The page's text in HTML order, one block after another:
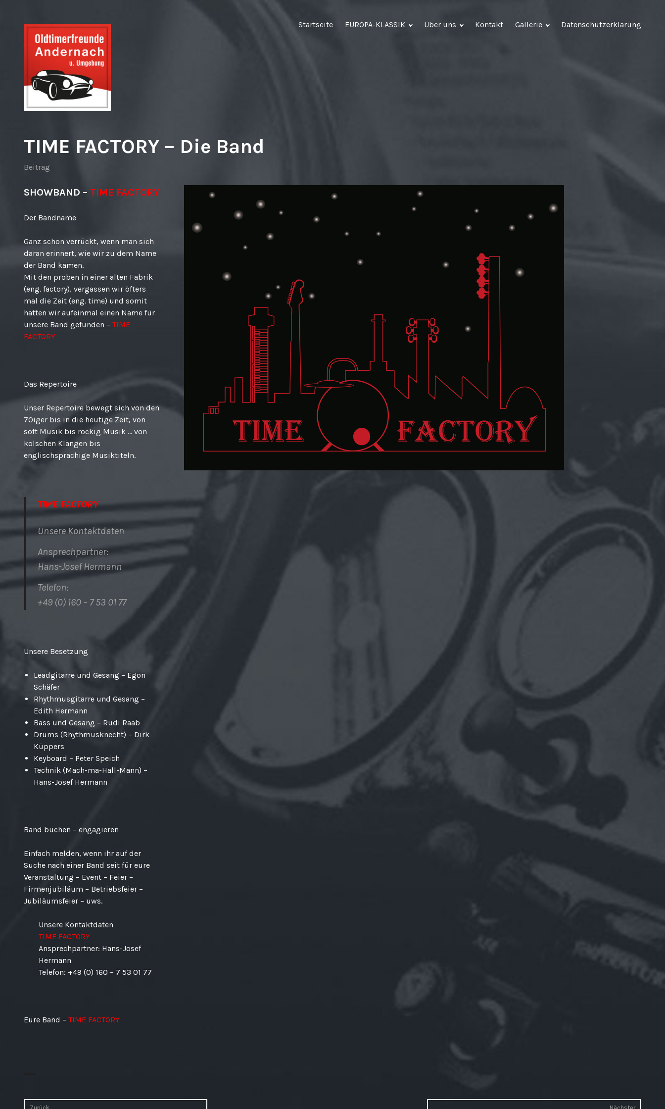
springen
Startseite EUROPA-KLASSIK Über uns Kontakt Gallerie Datenschutzerklärung
TIME FACTORY – Die Band
Beitrag
SHOWBAND – TIME FACTORY
Der Bandname
Ganz schön verrückt, wenn man sich
daran erinnert, wie wir zu dem Name
der Band kamen.
Mit den proben in einer alten Fabrik
(eng. factory), vergassen wir öfters
mal die Zeit (eng. time) und somit
hatten wir aufeinmal einen Name für
unsere Band gefunden – TIME
FACTORY
Das Repertoire
Unser Repertoire bewegt sich von den
70iger bis in die heutige Zeit, von
soft Musik bis rockig Musik … von
kölschen Klängen bis
englischsprachige Musiktiteln.
TIME FACTORY
Unsere Kontaktdaten
Ansprechpartner:
Hans-Josef Hermann
Telefon:
+49 (0) 160 – 7 53 01 77
Unsere Besetzung
Leadgitarre und Gesang – Egon
Schäfer
Rhythmusgitarre und Gesang –
Edith Hermann
Bass und Gesang – Rudi Raab
Drums (Rhythmusknecht) – Dirk
Küppers
Keyboard – Peter Speich
Technik (Mach-ma-Hall-Mann) –
Hans-Josef Hermann
Band buchen – engagieren
Einfach melden, wenn ihr auf der
Suche nach einer Band seit für eure
Veranstaltung – Event – Feier –
Firmenjubiläum – Betriebsfeier –
Jubiläumsfeier – uws.
Unsere Kontaktdaten
TIME FACTORY
Ansprechpartner: Hans-Josef
Hermann
Telefon: +49 (0) 160 – 7 53 01 77
Eure Band – TIME FACTORY